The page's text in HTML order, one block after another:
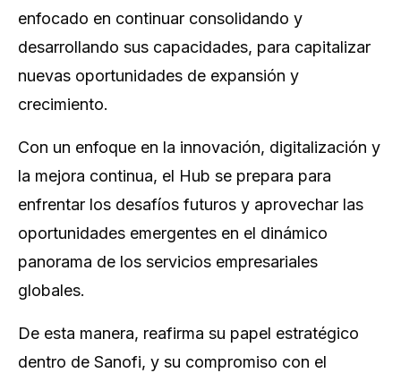
enfocado en continuar consolidando y
desarrollando sus capacidades, para capitalizar
nuevas oportunidades de expansión y
crecimiento.
Con un enfoque en la innovación, digitalización y
la mejora continua, el Hub se prepara para
enfrentar los desafíos futuros y aprovechar las
oportunidades emergentes en el dinámico
panorama de los servicios empresariales
globales.
De esta manera, reafirma su papel estratégico
dentro de Sanofi, y su compromiso con el